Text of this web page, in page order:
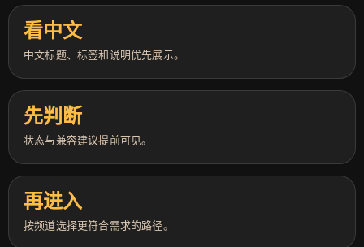
看中文
中文标题、标签和说明优先展示。
先判断
状态与兼容建议提前可见。
再进入
按频道选择更符合需求的路径。